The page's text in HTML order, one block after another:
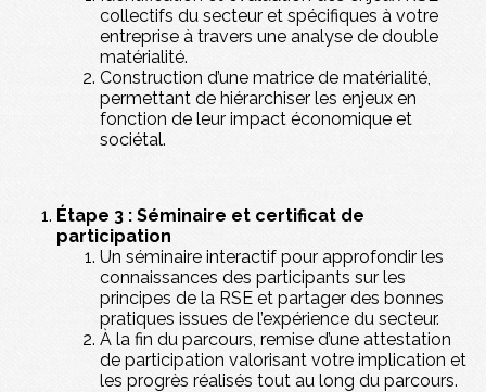
collectifs du secteur et spécifiques à votre
entreprise à travers une analyse de double
matérialité.
Construction d’une matrice de matérialité,
permettant de hiérarchiser les enjeux en
fonction de leur impact économique et
sociétal.
Étape 3 : Séminaire et certificat de
participation
Un séminaire interactif pour approfondir les
connaissances des participants sur les
principes de la RSE et partager des bonnes
pratiques issues de l’expérience du secteur.
À la fin du parcours, remise d’une attestation
de participation valorisant votre implication et
les progrès réalisés tout au long du parcours.